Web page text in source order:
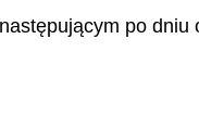
po dniu